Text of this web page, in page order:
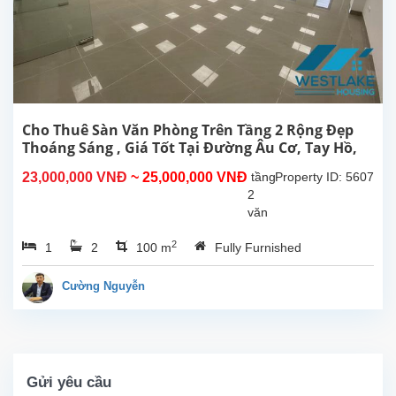
tích
sử
600m2,
mỗi
tầng
có
gara
ô...
Cho Thuê Sàn Văn Phòng Trên Tầng 2 Rộng Đẹp
Thoáng Sáng , Giá Tốt Tại Đường Âu Cơ, Tay Hồ,
23,000,000 VNĐ ~ 25,000,000 VNĐ Property ID: 5607
tầng
2
văn
rộng
đẹp
1 2 100 m2 Fully Furnished
Cường Nguyễn
Gửi yêu cầu